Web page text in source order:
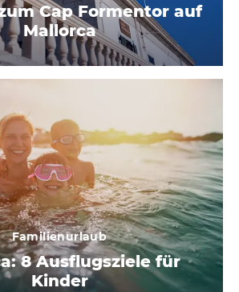
Cap Formentor auf
Mallorca
Familienurlaub
8 Ausflugsziele für
Kinder